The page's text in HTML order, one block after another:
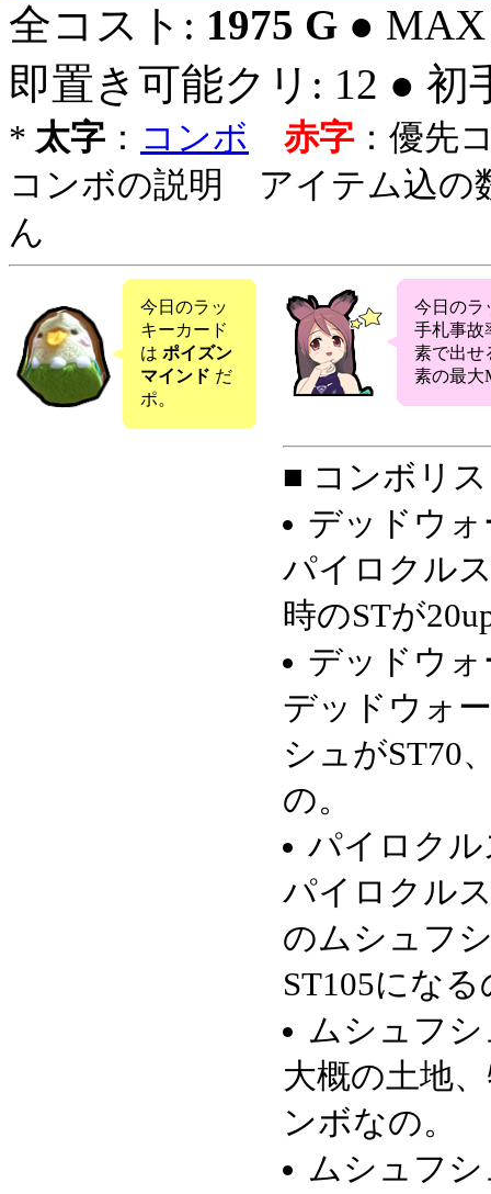
全コスト: 1975 G ●
即置き可能クリ: 12 ● 初
* 太字 ： コンボ 赤字 ：優先
コンボの説明 アイテム込の
ん
今日のラッ
キーカード
は ポイズン
マインド だ
ポ。
今日のラ
手札事故
素で出せ
素の最大
■ コンボリ
デッドウ
パイロクル
時のSTが
デッドウ
デッドウォ
シュがST70
の。
パイロク
パイロクル
のムシュフ
ST105になる
ムシュフ
大概の土地
ンボなの。
ムシュフ